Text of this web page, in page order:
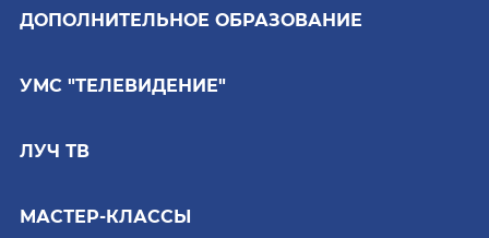
ДОПОЛНИТЕЛЬНОЕ ОБРАЗОВАНИЕ
УМС "ТЕЛЕВИДЕНИЕ"
ЛУЧ ТВ
МАСТЕР-КЛАССЫ